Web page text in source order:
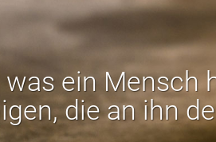
was ein
die an ihn